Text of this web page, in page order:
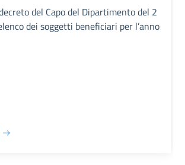
del Capo del Dipartimento del 2
dei soggetti beneficiari per l’anno